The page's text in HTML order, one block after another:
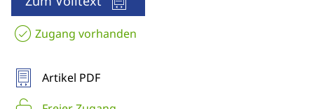
Zugang vorhanden
Artikel PDF